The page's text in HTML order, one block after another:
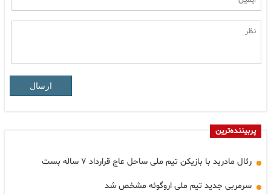
ارسال
پربیننده‌ترین
رئال مادرید با بازیکن تیم ملی ساحل عاج قرارداد ۷ ساله بست
سرمربی جدید تیم ملی اروگوئه مشخص شد